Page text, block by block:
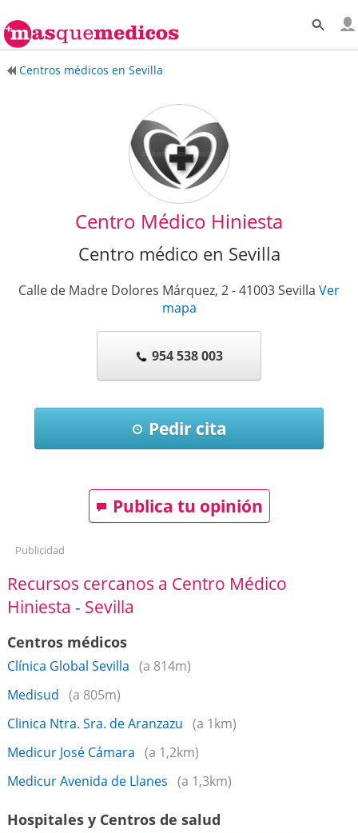
Centros médicos en Sevilla
Centro Médico Hiniesta
Centro médico en Sevilla
Calle de Madre Dolores Márquez, 2-41003Sevilla Ver
mapa
954 538 003
Pedir cita
Publica tu opinión
Publicidad
Recursos cercanos a Centro Médico
Hiniesta - Sevilla
Centros médicos
Clínica Global Sevilla (a 814m)
Medisud (a 805m)
Clinica Ntra. Sra. de Aranzazu (a 1km)
Medicur José Cámara (a 1,2km)
Medicur Avenida de Llanes (a 1,3km)
Hospitales y Centros de salud